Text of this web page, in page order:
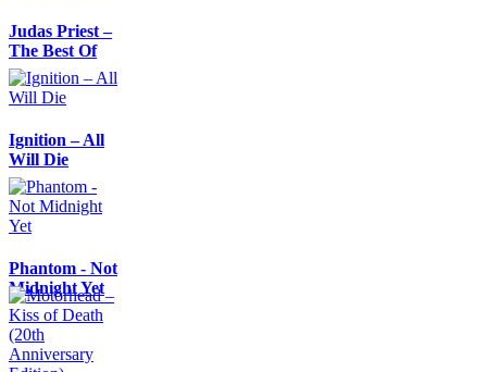
Judas Priest –
The Best Of
Ignition – All
Will Die
Phantom - Not
Midnight Yet